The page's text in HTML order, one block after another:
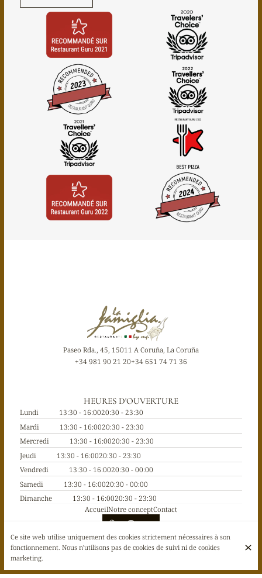
Paseo Rda., 45, 15011 A Coruña, La Coruña
+34 981 90 21 20+34 651 74 71 36
HEURES D'OUVERTURE
Lundi 13:30 - 16:0020:30 - 23:30
Mardi
13:30 - 16:0020:30 - 23:30
Mercredi
13:30 - 16:0020:30 - 23:30
Jeudi
13:30 - 16:0020:30 - 23:30
Vendredi
13:30 - 16:0020:30 - 00:00
Samedi
13:30 - 16:0020:30 - 00:00
Dimanche
13:30 - 16:0020:30 - 23:30
AccueilNotre conceptContact
Mentions légalesProtection des donnéesParamètres des cookies
Ce site web utilise uniquement des cookies strictement nécessaires à son
fonctionnement. Nous n'utilisons pas de cookies de suivi ni de cookies
marketing.